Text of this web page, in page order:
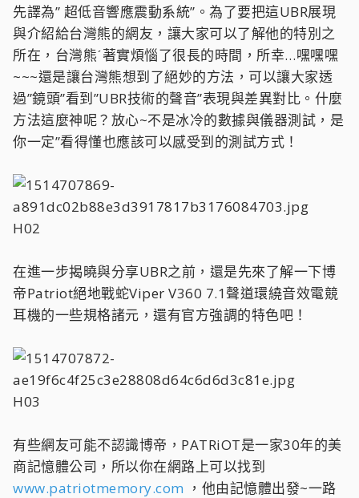
先譯為” 超低音響應震動系統”。為了要把這UBR展現
與介紹給台灣熊的網友，讓大家可以了解他的特別之
所在，台灣熊ˊ著實煩惱了很長的時間，所幸…嘿嘿嘿
~~~還是讓台灣熊想到了絕妙的方法，可以讓大家透
過”鏡頭”看到”UBR技術的聲音”表現與差異對比。什麼
方法這麼神呢？放心~不是冰冷的數據與儀器測試，是
你一定”看得懂也應該可以感受到的測試方式！
H02
在進一步揭曉與分享UBR之前，還是先來了解一下博
帝Patriot絕地戰蛇Viper V360 7.1聲道環繞音效電競
耳機的一些規格諸元，還有官方強調的特色吧！
H03
有些網友可能不認識博帝，PATRiOT是一家30年的美
商記憶體公司，所以你在網路上可以找到
www.patriotmemory.com ，他由記憶體出發~一路